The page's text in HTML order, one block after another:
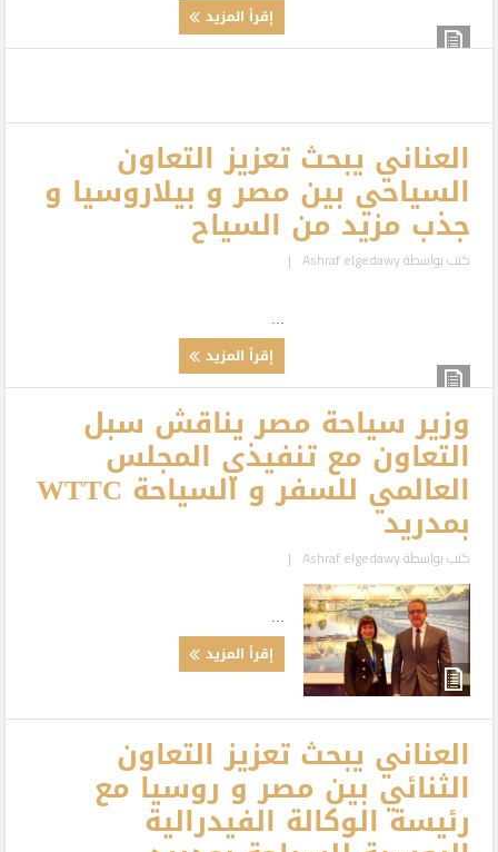
إقرأ المزيد
العناني يبحث تعزيز التعاون
السياحي بين مصر و بيلاروسيا و
جذب مزيد من السياح
كتب بواسطةAshraf elgedawy
|
إقرأ المزيد
وزير سياحة مصر يناقش سبل
التعاون مع تنفيذي المجلس
العالمي للسفر و السياحة WTTC
بمدريد
كتب بواسطةAshraf elgedawy
|
إقرأ المزيد
العناني يبحث تعزيز التعاون
الثنائي بين مصر و روسيا مع
رئيسة الوكالة الفيدرالية